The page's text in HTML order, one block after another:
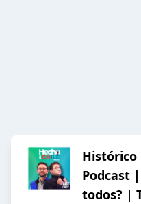
Histórico
Podcast
todos? |